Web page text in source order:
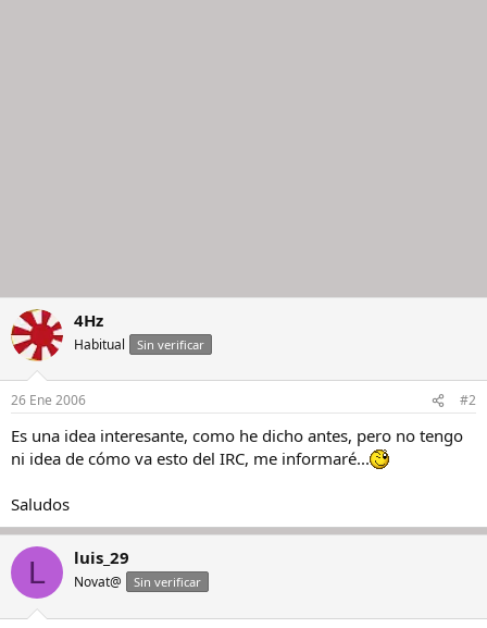
4Hz
Habitual Sin verificar
26 Ene 2006 #2
Es una idea interesante, como he dicho antes, pero no tengo
ni idea de cómo va esto del IRC, me informaré...
Saludos
L luis_29
Novat@ Sin verificar